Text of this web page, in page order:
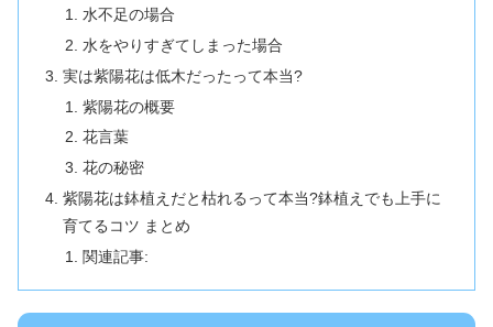
水不足の場合
水をやりすぎてしまった場合
実は紫陽花は低木だったって本当?
紫陽花の概要
花言葉
花の秘密
紫陽花は鉢植えだと枯れるって本当?鉢植えでも上手に
育てるコツ まとめ
関連記事: